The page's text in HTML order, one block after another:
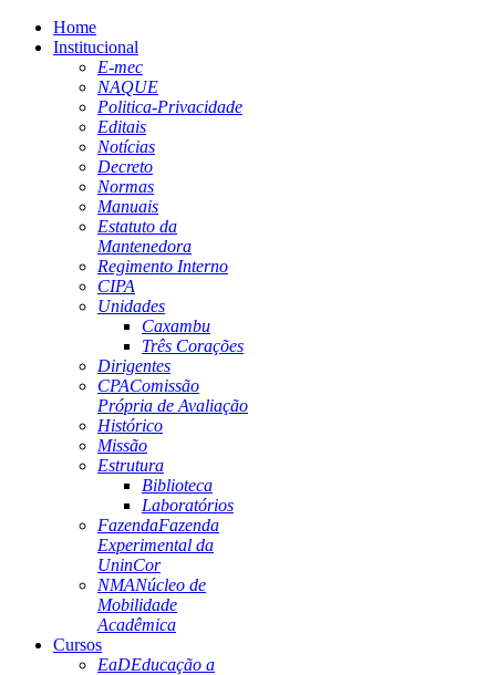
Home
Institucional
E-mec
NAQUE
Politica-Privacidade
Editais
Notícias
Decreto
Normas
Manuais
Estatuto da
Mantenedora
Regimento Interno
CIPA
Unidades
Caxambu
Três Corações
Dirigentes
CPAComissão
Própria de Avaliação
Histórico
Missão
Estrutura
Biblioteca
Laboratórios
FazendaFazenda
Experimental da
UninCor
NMANúcleo de
Mobilidade
Acadêmica
Cursos
EaDEducação a